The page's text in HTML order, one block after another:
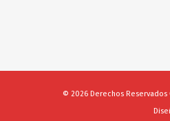
© 2026 Derechos Reservados